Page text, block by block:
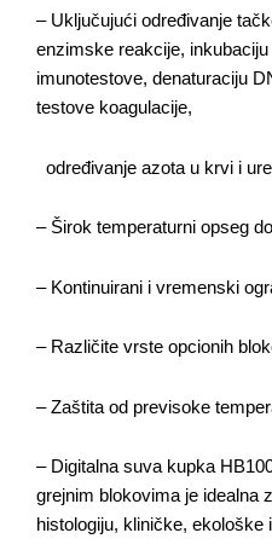
Laboratorijska
oprema za
kozmetičku
industriju
kupatila
Homogenizatori
Laboratorijska
mešači
Vortex
– Uključujući određivanje
enzimske reakcije,
imunotestove, denaturaciju
testove koagulacije,
određivanje azota u krvi i
– Širok temperaturni opseg
– Kontinuirani i vremenski
– Različite vrste opcionih
– Zaštita od previsoke
– Digitalna suva kupka
grejnim blokovima je idealna
histologiju, kliničke, ekološke